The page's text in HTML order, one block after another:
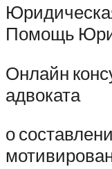
Помощь
Онлайн
адвоката
о